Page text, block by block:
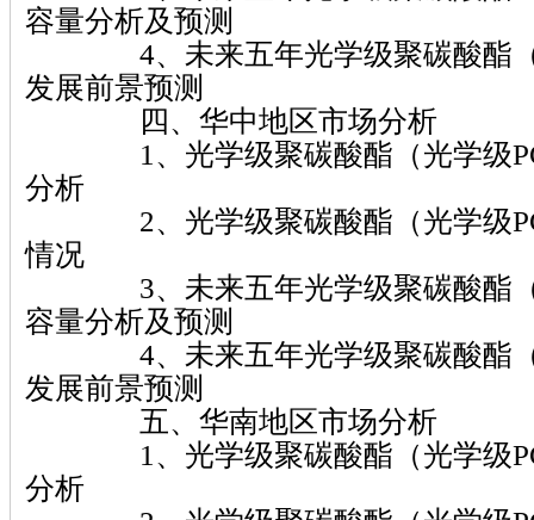
容量分析及预测
4、未来五年光学级聚碳酸酯（
发展前景预测
四、华中地区市场分析
1、光学级聚碳酸酯（光学级PC
分析
2、光学级聚碳酸酯（光学级PC
情况
3、未来五年光学级聚碳酸酯（
容量分析及预测
4、未来五年光学级聚碳酸酯（
发展前景预测
五、华南地区市场分析
1、光学级聚碳酸酯（光学级PC
分析